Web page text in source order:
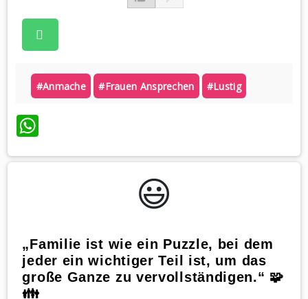
#anmache #frauen Ansprechen #lustig
WhatsApp
😃️
„Familie ist wie ein Puzzle, bei dem
jeder ein wichtiger Teil ist, um das
große Ganze zu vervollständigen.“ 🧩
👪